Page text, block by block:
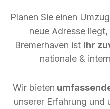
Planen Sie einen
neue Adresse
Bremerhaven ist Ihr
nationale &
Wir bieten
unserer Erfahrung und